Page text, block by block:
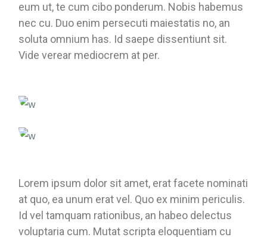
eum ut, te cum cibo ponderum. Nobis habemus
nec cu. Duo enim persecuti maiestatis no, an
soluta omnium has. Id saepe dissentiunt sit.
Vide verear mediocrem at per.
Lorem ipsum dolor sit amet, erat facete nominati
at quo, ea unum erat vel. Quo ex minim periculis.
Id vel tamquam rationibus, an habeo delectus
voluptaria cum. Mutat scripta eloquentiam cu